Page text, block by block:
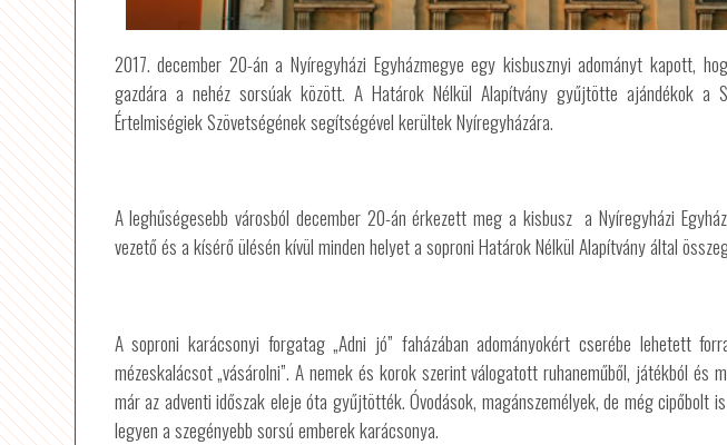
2017. december 20-án a Nyíregyházi Egyházmegye egy kisbusznyi adományt kapott,
gazdára a nehéz sorsúak között. A Határok Nélkül Alapítvány gyűjtötte ajándékok a
Értelmiségiek Szövetségének segítségével kerültek Nyíregyházára.
A leghűségesebb városból december 20-án érkezett meg a kisbusz a Nyíregyházi
vezető és a kísérő ülésén kívül minden helyet a soproni Határok Nélkül Alapítvány által
A soproni karácsonyi forgatag „Adni jó” faházában adományokért cserébe lehetett
mézeskalácsot „vásárolni”. A nemek és korok szerint válogatott ruhaneműből, játékból és
már az adventi időszak eleje óta gyűjtötték. Óvodások, magánszemélyek, de még cipőbolt
legyen a szegényebb sorsú emberek karácsonya.